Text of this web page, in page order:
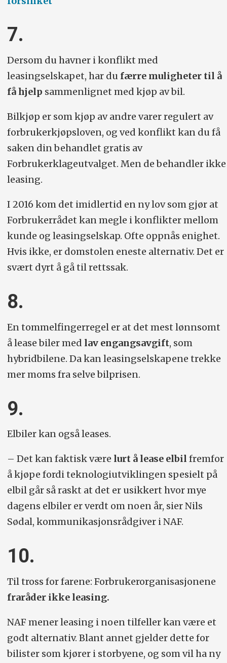
7.
Dersom du havner i konflikt med
leasingselskapet, har du færre muligheter til å
få hjelp sammenlignet med kjøp av bil.
Bilkjøp er som kjøp av andre varer regulert av
forbrukerkjøpsloven, og ved konflikt kan du få
saken din behandlet gratis av
Forbrukerklageutvalget. Men de behandler ikke
leasing.
I 2016 kom det imidlertid en ny lov som gjør at
Forbrukerrådet kan megle i konflikter mellom
kunde og leasingselskap. Ofte oppnås enighet.
Hvis ikke, er domstolen eneste alternativ. Det er
svært dyrt å gå til rettssak.
8.
En tommelfingerregel er at det mest lønnsomt
å lease biler med lav engangsavgift, som
hybridbilene. Da kan leasingselskapene trekke
mer moms fra selve bilprisen.
9.
Elbiler kan også leases.
– Det kan faktisk være lurt å lease elbil fremfor
å kjøpe fordi teknologiutviklingen spesielt på
elbil går så raskt at det er usikkert hvor mye
dagens elbiler er verdt om noen år, sier Nils
Sødal, kommunikasjonsrådgiver i NAF.
10.
Til tross for farene: Forbrukerorganisasjonene
fraråder ikke leasing.
NAF mener leasing i noen tilfeller kan være et
godt alternativ. Blant annet gjelder dette for
bilister som kjører i storbyene, og som vil ha ny